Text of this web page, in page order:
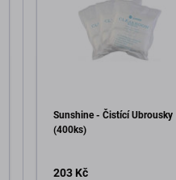
Sunshine - Čistící Ubrousky
(400ks)
203 Kč